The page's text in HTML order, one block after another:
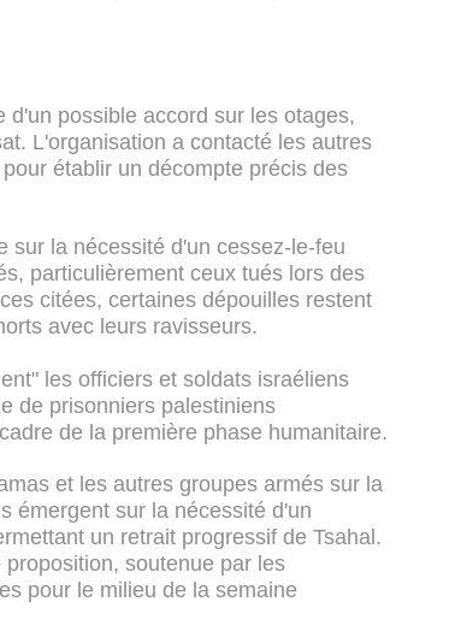
possible accord sur les otages,
L'organisation a contacté les autres
établir un décompte précis des
sur la nécessité d'un cessez-le-feu
particulièrement ceux tués lors des
citées, certaines dépouilles restent
avec leurs ravisseurs.
les officiers et soldats israéliens
de prisonniers palestiniens
de la première phase humanitaire.
et les autres groupes armés sur la
émergent sur la nécessité d'un
un retrait progressif de Tsahal.
soutenue par les
pour le milieu de la semaine